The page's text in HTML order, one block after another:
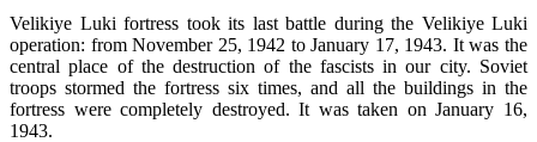
Velikiye Luki fortress took its last battle during the Velikiye Luki
operation: from November 25, 1942 to January 17, 1943. It was the
central place of the destruction of the fascists in our city. Soviet
troops stormed the fortress six times, and all the buildings in the
fortress were completely destroyed. It was taken on January 16,
1943.